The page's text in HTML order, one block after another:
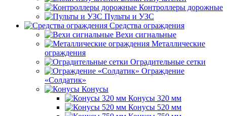
Контроллеры дорожные
Пульты и УЗС
Средства ограждения
Вехи сигнальные
Металлические
ограждения
Оградительные сетки
Ограждение
«Солдатик»
Конусы
Конусы 320 мм
Конусы 520 мм